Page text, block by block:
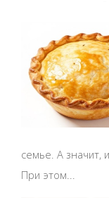
семье. А значит,
При этом...